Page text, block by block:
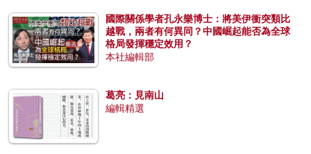
國際關係學者孔永樂博士：將美伊衝突類比
越戰，兩者有何異同？中國崛起能否為全球
格局發揮穩定效用？
本社編輯部
葛亮：見南山
編輯精選